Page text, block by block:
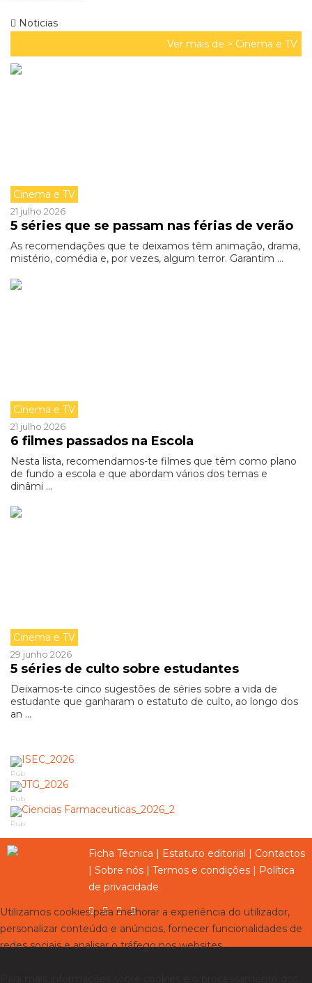
Noticias
Ver mais de > Cinema e TV
Cinema e TV
21 julho 2026
5 séries que se passam nas férias de verão
As recomendações que te deixamos têm animação, drama,
mistério, comédia e, por vezes, algum terror. Garantim ...
Cinema e TV
21 julho 2026
6 filmes passados na Escola
Nesta lista, recomendamos-te filmes que têm como plano
de fundo a escola e que abordam vários dos temas e
dinâmi ...
Cinema e TV
29 junho 2026
5 séries de culto sobre estudantes
Deixamos-te cinco sugestões de séries sobre a vida de
estudante que ganharam o estatuto de culto, ao longo dos
an ...
Pub
Pub
Pub
Ficha Técnica | Estatuto editorial | Contactos
| Sobre nós | Termos e condições | Política
de privacidade
Utilizamos cookies para melhorar a experiência do utilizador,
personalizar conteúdo e anúncios, fornecer funcionalidades de
redes sociais e analisar o tráfego nos websites.